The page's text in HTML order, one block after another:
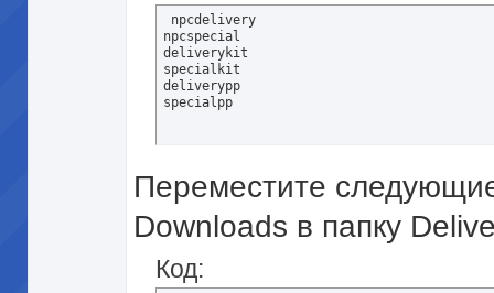
npcdelivery
npcspecial
deliverykit
specialkit
deliverypp
specialpp
Переместите
Downloads в папку
Код: